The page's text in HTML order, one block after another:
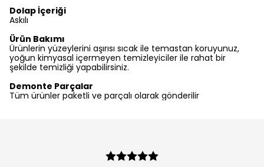
Dolap İçeriği
Askılı
Ürün Bakımı
Ürünlerin yüzeylerini aşırısı sıcak ile temastan koruyunuz,
yoğun kimyasal içermeyen temizleyiciler ile rahat bir
şekilde temizliği yapabilirsiniz.
Demonte Parçalar
Tüm ürünler paketli ve parçalı olarak gönderilir